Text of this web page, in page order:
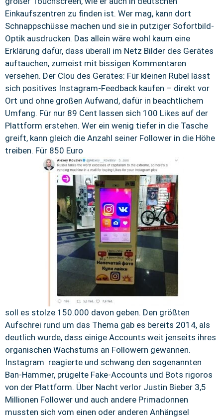
Einkaufszentren zu finden ist. Wer mag, kann dort
Schnappschüsse machen und sie in putziger Sofortbild-
Optik ausdrucken. Das allein wäre wohl kaum eine
Erklärung dafür, dass überall im Netz Bilder des Gerätes
auftauchen, zumeist mit bissigen Kommentaren
versehen. Der Clou des Gerätes: Für kleinen Rubel lässt
sich positives Instagram-Feedback kaufen – direkt vor
Ort und ohne großen Aufwand, dafür in beachtlichem
Umfang. Für nur 89 Cent lassen sich 100 Likes auf der
Plattform erstehen. Wer ein wenig tiefer in die Tasche
greift, kann gleich die Anzahl seiner Follower in die Höhe
treiben. Für 850 Euro
soll es stolze 150.000 davon geben. Den größten
Aufschrei rund um das Thema gab es bereits 2014, als
deutlich wurde, dass einige Accounts weit jenseits ihres
organischen Wachstums an Followern gewannen.
Instagram reagierte und schwang den sogenannten
Ban-Hammer, prügelte Fake-Accounts und Bots rigoros
von der Plattform. Über Nacht verlor Justin Bieber 3,5
Millionen Follower und auch andere Primadonnen
mussten sich vom einen oder anderen Anhängsel